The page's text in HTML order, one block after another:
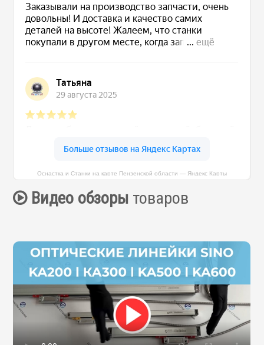
Оснастка и Станки на карте Пензенской области — Яндекс Карты
Видео обзоры товаров